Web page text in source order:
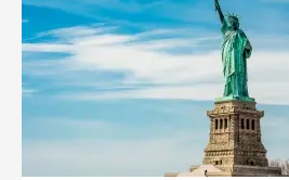
Brooklynský
most
Brooklynský
Empire
State
Building
se